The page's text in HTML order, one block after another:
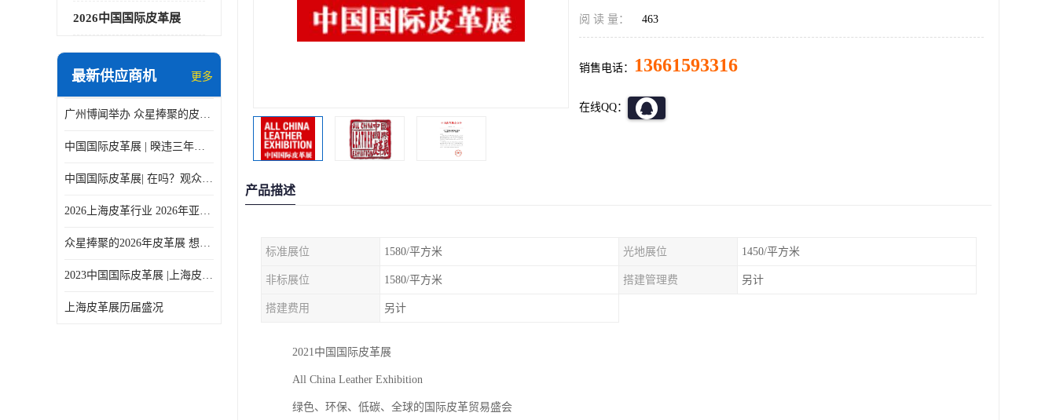
2026中国国际皮革展
最新供应商机 更多
广州博闻举办 众星捧聚的皮革展
中国国际皮革展 | 暌违三年，9月上海见！
中国国际皮革展| 在吗？观众预登记在线Cue你了
2026上海皮革行业 2026年亚太皮革展上海展
众星捧聚的2026年皮革展 想参加
2023中国国际皮革展 |上海皮革展 |行业盛事回归，重振中国皮革业
上海皮革展历届盛况
阅 读 量： 463
销售电话： 13661593316
在线QQ：
产品描述
标准展位 1580/平方米 光地展位 1450/平方米
非标展位 1580/平方米 搭建管理费 另计
搭建费用 另计
2021中国国际皮革展
All China Leather Exhibition
绿色、环保、低碳、全球的国际皮革贸易盛会